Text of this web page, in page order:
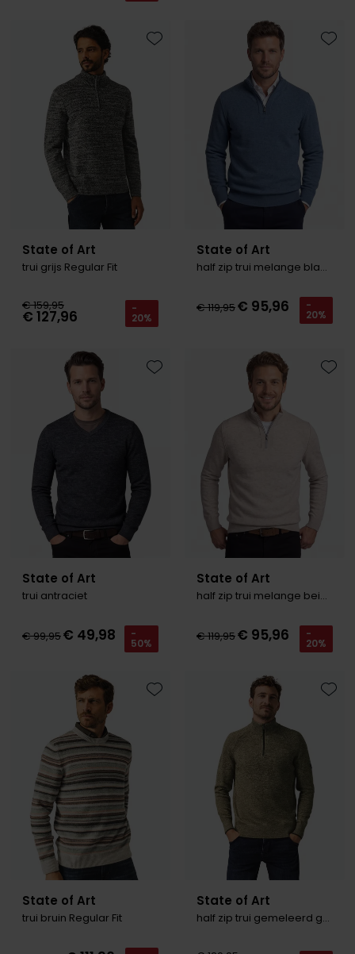
State of Art
trui grijs Regular Fit
€ 159,95
€ 127,96 -
20%
Toevoegen aan favorieten
State of Art
half zip trui melange blauw
€ 119,95€ 95,96 -
20%
State of Art
trui antraciet
€ 99,95€ 49,98 -
50%
Toevoegen aan favorieten
State of Art
half zip trui melange beige
€ 119,95€ 95,96 -
20%
State of Art
trui bruin Regular Fit
Toevoegen aan favorieten
State of Art
half zip trui gemeleerd groen